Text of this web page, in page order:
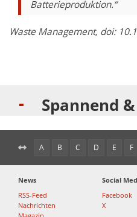
Batterieproduktion.“
Waste Management, doi:
Spannend
A B C D E F
News
RSS-Feed
Nachrichten
Social
Facebook
X